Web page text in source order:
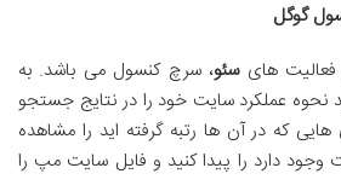
گوگل
فعالیت هایسئو، سرچ کنسول می باشد. به
عملکرد سایت خود را در نتایج جستجو
که در آن ها رتبه گرفته اید را مشاهده
وجود دارد را پیدا کنید و فایل سایت مپ را